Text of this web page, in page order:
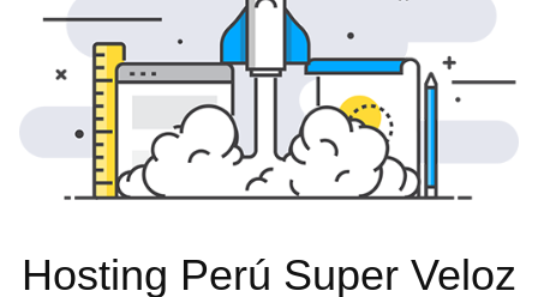
Hosting Perú Super Veloz